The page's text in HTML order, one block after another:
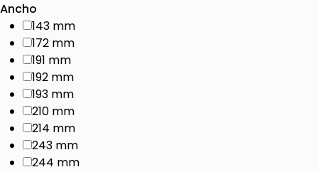
Ancho
143 mm
172 mm
191 mm
192 mm
193 mm
210 mm
214 mm
243 mm
244 mm